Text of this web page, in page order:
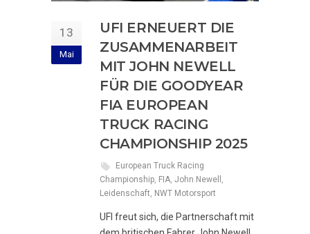
13
Mai
UFI ERNEUERT DIE
ZUSAMMENARBEIT
MIT JOHN NEWELL
FÜR DIE GOODYEAR
FIA EUROPEAN
TRUCK RACING
CHAMPIONSHIP 2025
European Truck Racing
Championship, FIA, John Newell ,
Leidenschaft, NWT Motorsport
UFI freut sich, die Partnerschaft mit